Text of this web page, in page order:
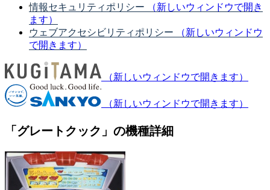
情報セキュリティポリシー
（新しいウィンドウで開き
ます）
ウェブアクセシビリティポリシー
（新しいウィンドウ
で開きます）
（新しいウィンドウで開きます）
（新しいウィンドウで開きます）
「グレートクック」の機種詳細